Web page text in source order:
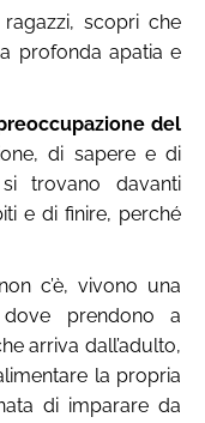
scopri che
profonda apatia e
del
di sapere e di
trovano davanti
e di finire, perché
c’è, vivono una
prendono a
arriva dall’adulto,
la propria
di imparare da